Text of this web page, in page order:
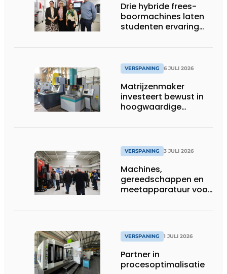
Drie hybride frees-
boormachines laten
studenten ervaring
VERSPANING 6 JULI 2026
Matrijzenmaker
investeert bewust in
hoogwaardige
VERSPANING 3 JULI 2026
Machines,
gereedschappen en
meetapparatuur voor
VERSPANING 1 JULI 2026
Partner in
procesoptimalisatie